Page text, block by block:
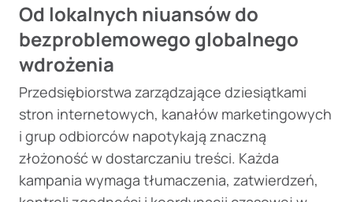
Od lokalnych niuansów do
bezproblemowego globalnego
wdrożenia
Przedsiębiorstwa zarządzające dziesiątkami
stron internetowych, kanałów marketingowych
i grup odbiorców napotykają znaczną
złożoność w dostarczaniu treści. Każda
kampania wymaga tłumaczenia, zatwierdzeń,